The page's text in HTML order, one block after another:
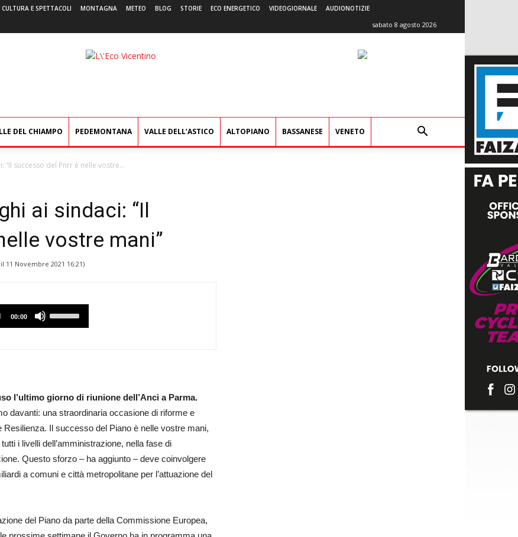
CULTURA E SPETTACOLI MONTAGNA METEO BLOG STORIE ECO ENERGETICO VIDEOGIORNALE AUDIONOTIZIE
sabato 8 agosto 2026
L'Eco
DEL CHIAMPO PEDEMONTANA VALLE DELL’ASTICO ALTOPIANO BASSANESE VENETO
“Il successo del Pnrr è nelle vostre...
ai sindaci: “Il
vostre mani”
11 Novembre 2021 16:21)
00:00
Utilizzare
i
aumentare
o
diminuire
il
volume.
l’ultimo giorno di riunione dell’Anci a Parma.
davanti: una straordinaria occasione di riforme e
Il successo del Piano è nelle vostre mani,
i livelli dell’amministrazione, nella fase di
Questo sforzo – ha aggiunto – deve coinvolgere
a comuni e città metropolitane per l’attuazione del
del Piano da parte della Commissione Europea,